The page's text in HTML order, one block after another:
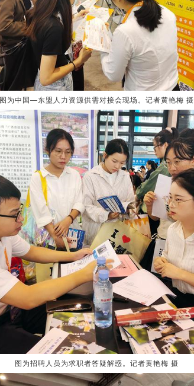
图为中国—东盟人力资源供需对接会现场。记者黄艳梅 摄
图为招聘人员为求职者答疑解惑。记者黄艳梅 摄